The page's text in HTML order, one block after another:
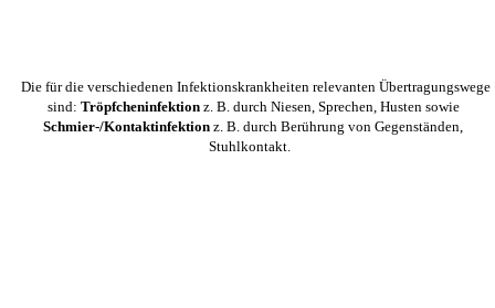
Die für die verschiedenen Infektionskrankheiten relevanten Übertragungswege
sind: Tröpfcheninfektionz. B. durch Niesen, Sprechen, Husten sowie
Schmier-/Kontaktinfektion z. B. durch Berührung von Gegenständen,
Stuhlkontakt.